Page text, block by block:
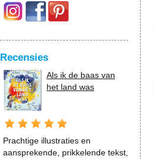
Recensies
Als ik de baas van
het land was
Prachtige illustraties en
aansprekende, prikkelende tekst,